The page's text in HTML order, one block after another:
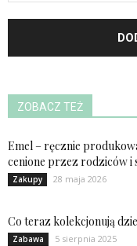
ZOBACZ TEŻ
Emel – ręcznie
cenione przez rodziców i
Zakupy 28 maja 2026
Co teraz kolekcjonują
Zabawa 5 sierpnia 2025